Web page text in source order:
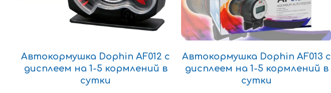
Автокормушка Dophin AF012 с
дисплеем на 1-5 кормлений в
сутки
Автокормушка Dophin AF013 с
дисплеем на 1-5 кормлений в
сутки